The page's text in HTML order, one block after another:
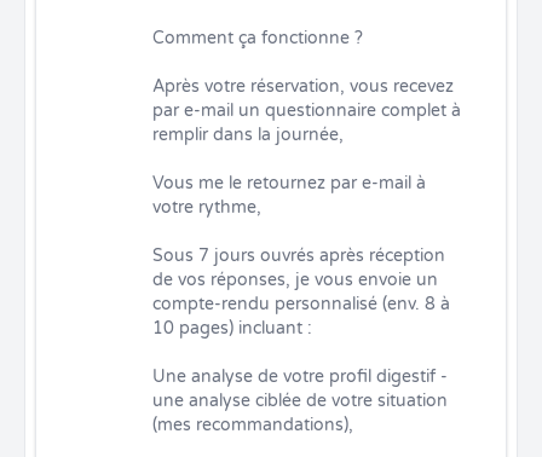
Comment ça fonctionne ?
Après votre réservation, vous recevez
par e-mail un questionnaire complet à
remplir dans la journée,
Vous me le retournez par e-mail à
votre rythme,
Sous 7 jours ouvrés après réception
de vos réponses, je vous envoie un
compte-rendu personnalisé (env. 8 à
10 pages) incluant :
Une analyse de votre profil digestif -
une analyse ciblée de votre situation
(mes recommandations),